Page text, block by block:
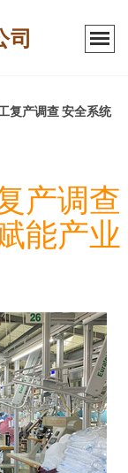
司
复产调查 安全系统
产调查
能产业